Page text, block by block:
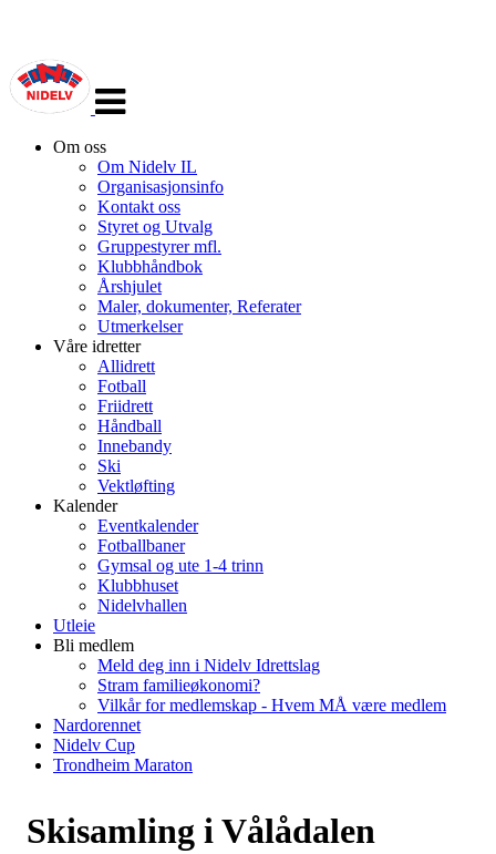
navigasjon
Om oss
Om Nidelv IL
Organisasjonsinfo
Kontakt oss
Styret og Utvalg
Gruppestyrer mfl.
Klubbhåndbok
Årshjulet
Maler, dokumenter, Referater
Utmerkelser
Våre idretter
Allidrett
Fotball
Friidrett
Håndball
Innebandy
Ski
Vektløfting
Kalender
Eventkalender
Fotballbaner
Gymsal og ute 1-4 trinn
Klubbhuset
Nidelvhallen
Utleie
Bli medlem
Meld deg inn i Nidelv Idrettslag
Stram familieøkonomi?
Vilkår for medlemskap - Hvem MÅ være medlem
Nardorennet
Nidelv Cup
Trondheim Maraton
Skisamling i Vålådalen